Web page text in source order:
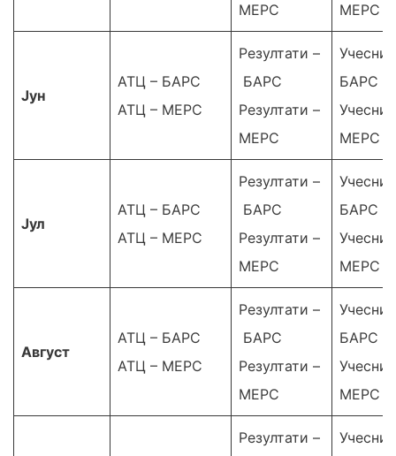
МЕРС
МЕРС
Јун
АТЦ – БАРС
АТЦ – МЕРС
Резултати –
БАРС
Резултати –
МЕРС
БАРС
МЕРС
Јул
АТЦ – БАРС
АТЦ – МЕРС
Резултати –
БАРС
Резултати –
МЕРС
БАРС
МЕРС
Август
АТЦ – БАРС
АТЦ – МЕРС
Резултати –
БАРС
Резултати –
МЕРС
БАРС
МЕРС
Резултати –